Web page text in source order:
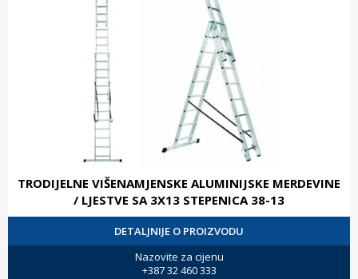
TRODIJELNE VIŠENAMJENSKE ALUMINIJSKE MERDEVINE
/ LJESTVE SA 3X13 STEPENICA 38-13
DETALJNIJE O PROIZVODU
Nazovite za cijenu
+387 32 460 333